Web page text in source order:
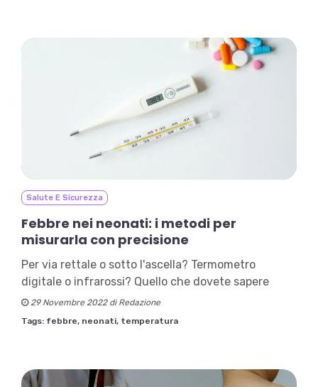
Salute E Sicurezza
Febbre nei neonati: i metodi per
misurarla con precisione
Per via rettale o sotto l'ascella? Termometro
digitale o infrarossi? Quello che dovete sapere
29 Novembre 2022 di Redazione
Tags: febbre, neonati, temperatura